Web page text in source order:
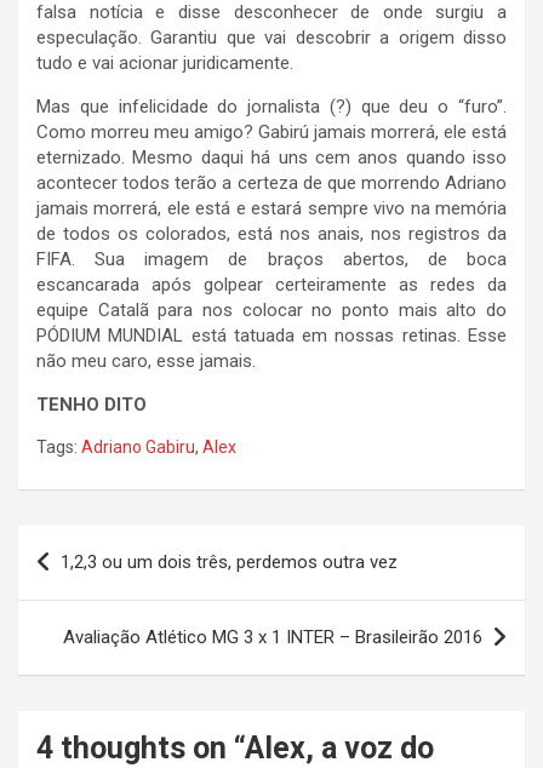
falsa notícia e disse desconhecer de onde surgiu a
especulação. Garantiu que vai descobrir a origem disso
tudo e vai acionar juridicamente.
Mas que infelicidade do jornalista (?) que deu o “furo”.
Como morreu meu amigo? Gabirú jamais morrerá, ele está
eternizado. Mesmo daqui há uns cem anos quando isso
acontecer todos terão a certeza de que morrendo Adriano
jamais morrerá, ele está e estará sempre vivo na memória
de todos os colorados, está nos anais, nos registros da
FIFA. Sua imagem de braços abertos, de boca
escancarada após golpear certeiramente as redes da
equipe Catalã para nos colocar no ponto mais alto do
PÓDIUM MUNDIAL está tatuada em nossas retinas. Esse
não meu caro, esse jamais.
TENHO DITO
Tags: Adriano Gabiru, Alex
Navegação
de
Post
1,2,3 ou um dois três, perdemos outra vez
Avaliação Atlético MG 3 x 1 INTER – Brasileirão 2016
4 thoughts on “Alex, a voz do